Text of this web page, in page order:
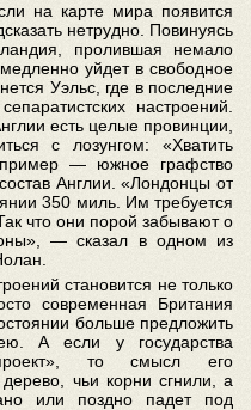
на карте мира появится
нетрудно. Повинуясь
пролившая немало
уйдет в свободное
Уэльс, где в последние
настроений.
есть целые провинции,
с лозунгом: «Хватить
— южное графство
Англии. «Лондонцы от
350 миль. Им требуется
что они порой забывают о
— сказал в одном из
становится не только
современная Британия
больше предложить
А если у государства
проект», то смысл его
чьи корни сгнили, а
или поздно падет под